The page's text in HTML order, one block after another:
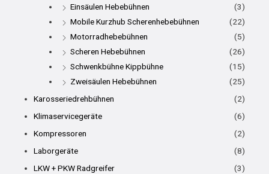
Einsäulen Hebebühnen
(3)
Mobile Kurzhub Scherenhebebühnen
(22)
Motorradhebebühnen
(5)
Scheren Hebebühnen
(26)
Schwenkbühne Kippbühne
(15)
Zweisäulen Hebebühnen
(25)
Karosseriedrehbühnen
(2)
Klimaservicegeräte
(6)
Kompressoren
(2)
Laborgeräte
(8)
LKW + PKW Radgreifer
(3)